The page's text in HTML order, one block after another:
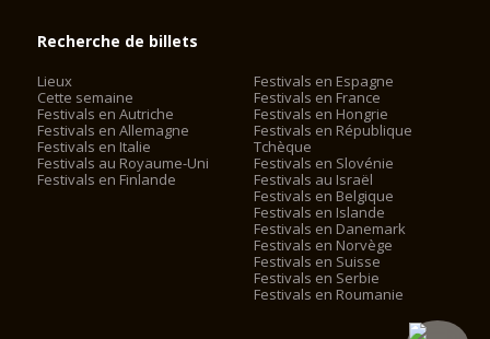
Recherche de billets
Lieux
Cette semaine
Festivals en Autriche
Festivals en Allemagne
Festivals en Italie
Festivals au Royaume-Uni
Festivals en Finlande
Festivals en Espagne
Festivals en France
Festivals en Hongrie
Festivals en République
Tchèque
Festivals en Slovénie
Festivals au Israël
Festivals en Belgique
Festivals en Islande
Festivals en Danemark
Festivals en Norvège
Festivals en Suisse
Festivals en Serbie
Festivals en Roumanie